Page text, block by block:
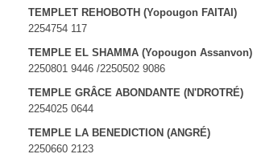
ESPACE MEMBRES
CONTACTS
TEMPLET REHOBOTH (Yopougon FAITAI)
2254754 117
TEMPLE EL SHAMMA (Yopougon Assanvon)
2250801 9446 /2250502 9086
TEMPLE GRÂCE ABONDANTE (N'DROTRÉ)
2254025 0644
TEMPLE LA BENEDICTION (ANGRÉ)
2250660 2123